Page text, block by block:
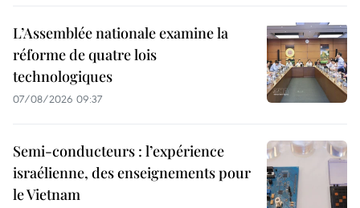
L’Assemblée nationale examine la
réforme de quatre lois
technologiques
07/08/2026 09:37
Semi-conducteurs : l’expérience
israélienne, des enseignements pour
le Vietnam